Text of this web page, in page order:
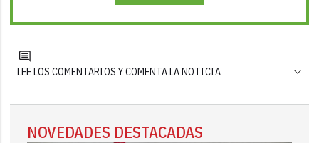
LEE LOS COMENTARIOS Y COMENTA LA NOTICIA
NOVEDADES DESTACADAS